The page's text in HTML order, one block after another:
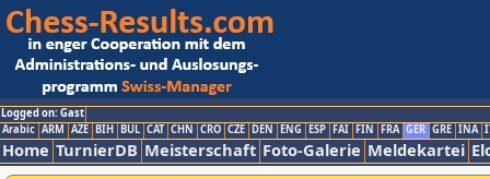
Logged on: Gast
Arabic ARM AZE BIH BUL CAT CHN CRO CZE DEN ENG ESP FAI FIN FRA GER GRE INA
Home TurnierDB Meisterschaft Foto-Galerie Meldekartei